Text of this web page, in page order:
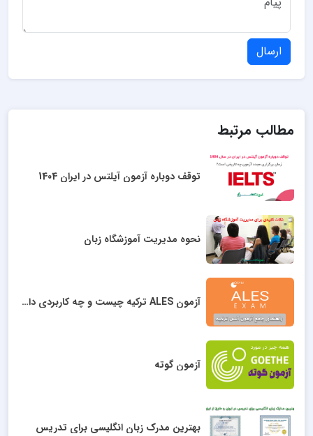
ارسال
مطالب مرتبط
توقف دوباره آزمون آیلتس در ایران 1404
نحوه مدیریت آموزشگاه زبان
آزمون ALES ترکیه چیست و چه کاربردی دارد؟
آزمون گوته
بهترین مدرک زبان انگلیسی برای تدریس